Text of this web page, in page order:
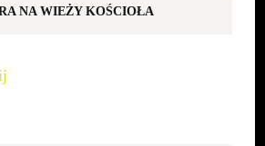
NA WIEŻY KOŚCIOŁA